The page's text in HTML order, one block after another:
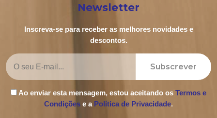
Newsletter
Inscreva-se para receber as melhores novidades e
descontos.
Subscrever
Ao enviar esta mensagem, estou aceitando os Termos e
Condições e a Política de Privacidade.